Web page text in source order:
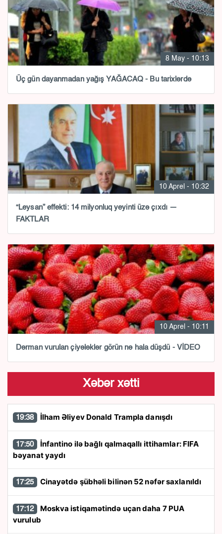
8 May - 10:13
Üç gün dayanmadan yağış YAĞACAQ - Bu tarixlərdə
10 Aprel - 10:32
“Leysan” effekti: 14 milyonluq yeyinti üzə çıxdı —
FAKTLAR
10 Aprel - 10:11
Dərman vurulan çiyələklər görün nə hala düşdü - VİDEO
Xəbər xətti
19:38 İlham Əliyev Donald Trampla danışdı
17:50
bəyanat yaydı
17:25 Cinayətdə şübhəli bilinən 52 nəfər saxlanıldı
17:12
vurulub